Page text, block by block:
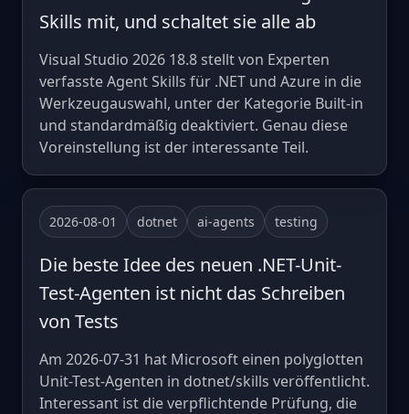
Skills mit, und schaltet sie alle ab
Visual Studio 2026 18.8 stellt von Experten
verfasste Agent Skills für .NET und Azure in die
Werkzeugauswahl, unter der Kategorie Built-in
und standardmäßig deaktiviert. Genau diese
Voreinstellung ist der interessante Teil.
2026-08-01 dotnet ai-agents testing
Die beste Idee des neuen .NET-Unit-
Test-Agenten ist nicht das Schreiben
von Tests
Am 2026-07-31 hat Microsoft einen polyglotten
Unit-Test-Agenten in dotnet/skills veröffentlicht.
Interessant ist die verpflichtende Prüfung, die